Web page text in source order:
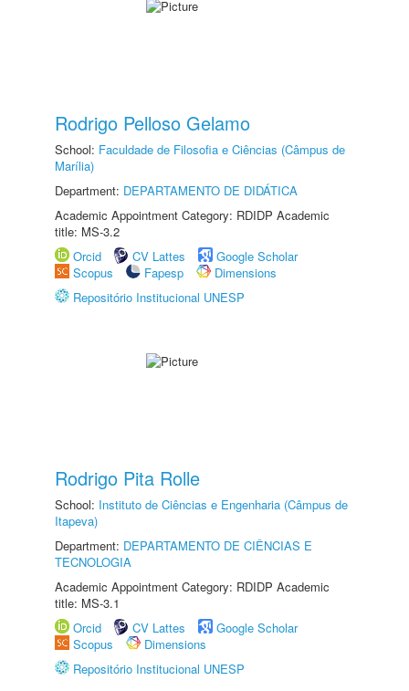
Rodrigo Pelloso Gelamo
School: Faculdade de Filosofia e Ciências (Câmpus de
Marília)
Department: DEPARTAMENTO DE DIDÁTICA
Academic Appointment Category: RDIDP Academic
title: MS-3.2
Orcid
CV Lattes
Google Scholar
Scopus
Fapesp
Dimensions
Repositório Institucional UNESP
Rodrigo Pita Rolle
School: Instituto de Ciências e Engenharia (Câmpus de
Itapeva)
Department: DEPARTAMENTO DE CIÊNCIAS E
TECNOLOGIA
Academic Appointment Category: RDIDP Academic
title: MS-3.1
Orcid
CV Lattes
Google Scholar
Scopus
Dimensions
Repositório Institucional UNESP